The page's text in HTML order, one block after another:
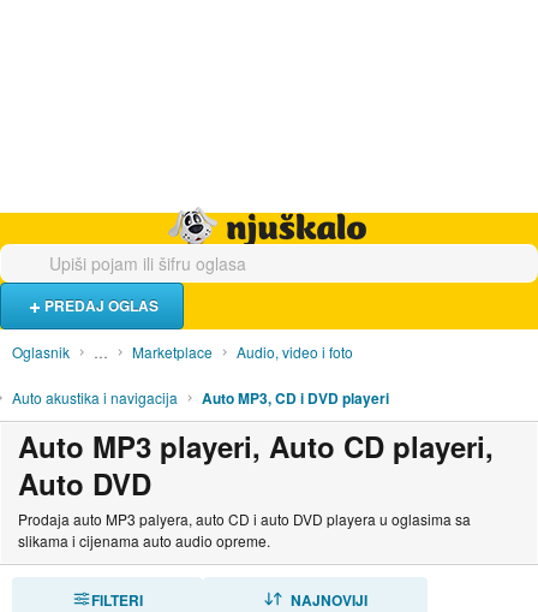
PREDAJ OGLAS
Oglasnik … Marketplace Audio, video i foto
Auto akustika i navigacija Auto MP3, CD i DVD playeri
Auto MP3 playeri, Auto CD playeri,
Auto DVD
Prodaja auto MP3 palyera, auto CD i auto DVD playera u oglasima sa
slikama i cijenama auto audio opreme.
FILTERI NAJNOVIJI